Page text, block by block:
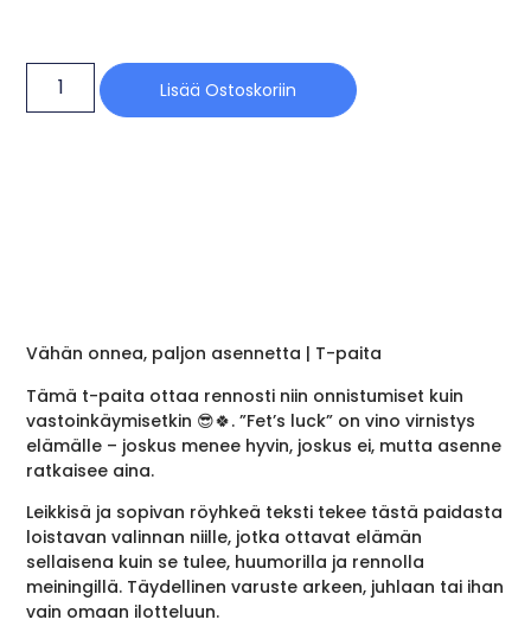
Lisää Ostoskoriin
Vähän onnea, paljon asennetta | T-paita
Tämä t-paita ottaa rennosti niin onnistumiset kuin
vastoinkäymisetkin 😎🍀. ”Fet’s luck” on vino virnistys
elämälle – joskus menee hyvin, joskus ei, mutta asenne
ratkaisee aina.
Leikkisä ja sopivan röyhkeä teksti tekee tästä paidasta
loistavan valinnan niille, jotka ottavat elämän
sellaisena kuin se tulee, huumorilla ja rennolla
meiningillä. Täydellinen varuste arkeen, juhlaan tai ihan
vain omaan ilotteluun.